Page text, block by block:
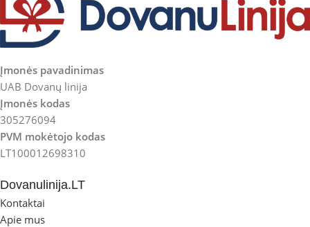
Įmonės pavadinimas
UAB Dovanų linija
Įmonės kodas
305276094
PVM mokėtojo kodas
LT100012698310
Dovanulinija.LT
Kontaktai
Apie mus